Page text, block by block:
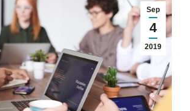
Sep
4
2019